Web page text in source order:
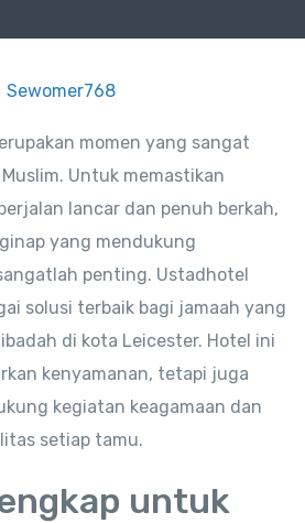
Sewomer768
momen yang sangat
Untuk memastikan
lancar dan penuh berkah,
yang mendukung
penting. Ustadhotel
solusi terbaik bagi jamaah yang
di kota Leicester. Hotel ini
kenyamanan, tetapi juga
kegiatan keagamaan dan
setiap tamu.
untuk